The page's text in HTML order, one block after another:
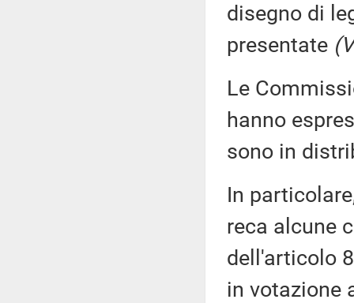
disegno di
presentate
Le
hanno
sono in
In
reca alcune
dell'articolo
in votazione